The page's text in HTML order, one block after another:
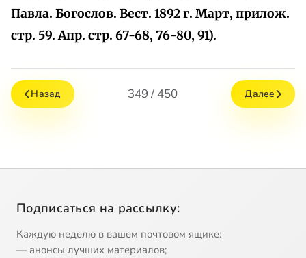
Павла. Богослов. Вест. 1892 г. Март, прилож.
стр. 59. Апр. стр. 67-68, 76-80, 91).
Назад 349 / 450 Далее
Подписаться на рассылку:
Каждую неделю в вашем почтовом ящике:
— анонсы лучших материалов;